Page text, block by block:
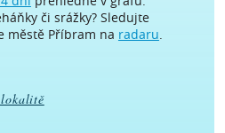
či srážky? Sledujte
městě Příbram na radaru.